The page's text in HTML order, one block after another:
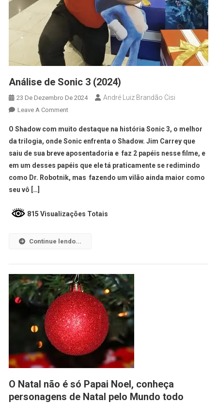
Análise de Sonic 3 (2024)
23 De Dezembro De 2024 André Luiz Brandão Cisi
Leave A Comment
O Shadow com muito destaque na história Sonic 3, o melhor
da trilogia, onde Sonic enfrenta o Shadow. Jim Carrey que
saiu de sua breve aposentadoria e faz 2 papéis nesse filme, e
em um desses papéis que ele tá praticamente se redimindo
como Dr. Robotnik, mas fazendo um vilão ainda maior como
seu vô […]
815 Visualizações Totais
Continue lendo...
O Natal não é só Papai Noel, conheça
personagens de Natal pelo Mundo todo